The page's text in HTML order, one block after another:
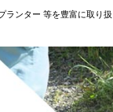
ンター 等を豊富に取り